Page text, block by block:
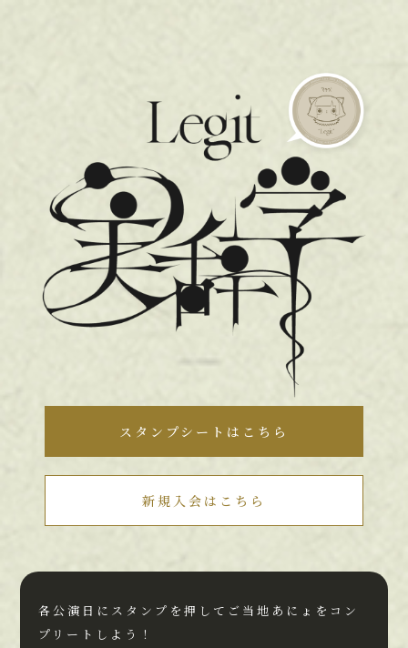
スタンプシートはこちら
新規入会はこちら
各公演日にスタンプを押してご当地あにょをコン
プリートしよう！